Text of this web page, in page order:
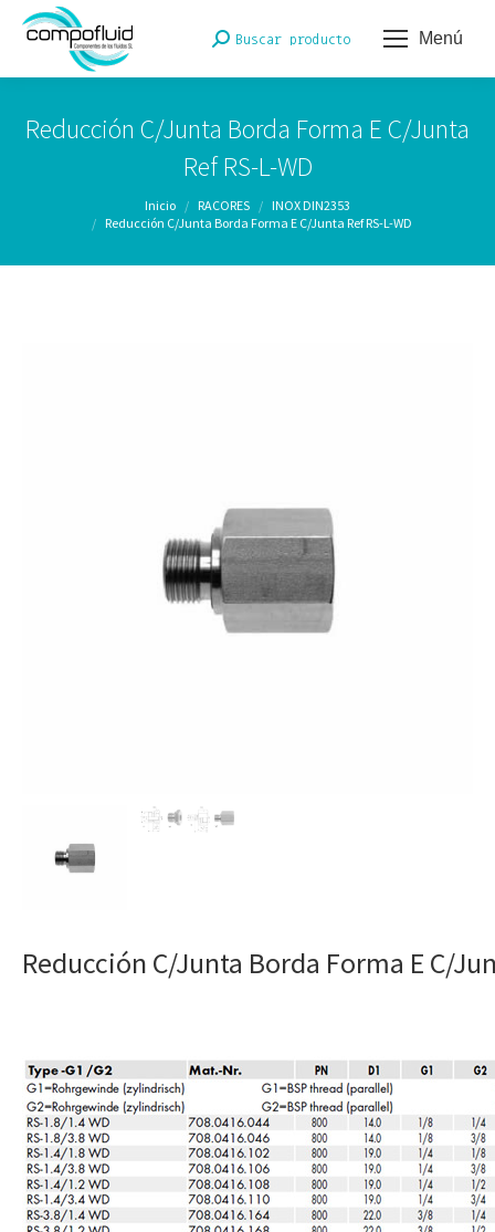
Menú
Buscar:Buscar producto
Reducción C/Junta Borda Forma E C/Junta
Ref RS-L-WD
Inicio RACORES
INOX DIN2353
Reducción C/Junta Borda Forma E C/Junta Ref RS-L-WD
Reducción C/Junta Borda Forma E C/